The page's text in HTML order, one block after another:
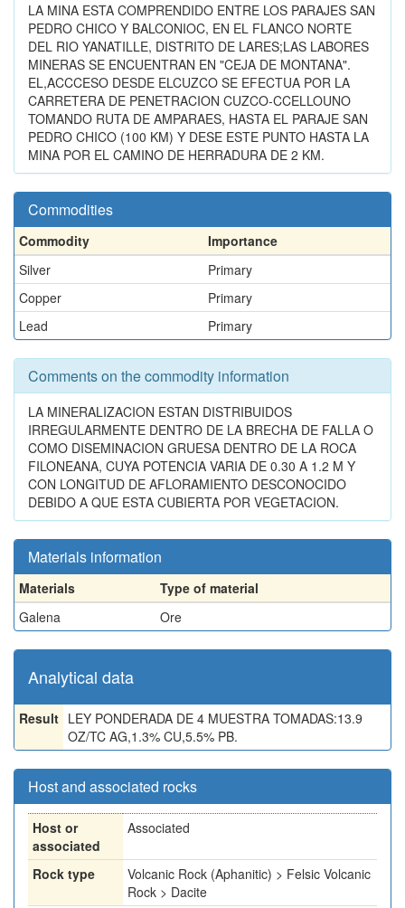
LA MINA ESTA COMPRENDIDO ENTRE LOS PARAJES SAN
PEDRO CHICO Y BALCONIOC, EN EL FLANCO NORTE
DEL RIO YANATILLE, DISTRITO DE LARES;LAS LABORES
MINERAS SE ENCUENTRAN EN "CEJA DE MONTANA".
EL,ACCCESO DESDE ELCUZCO SE EFECTUA POR LA
CARRETERA DE PENETRACION CUZCO-CCELLOUNO
TOMANDO RUTA DE AMPARAES, HASTA EL PARAJE SAN
PEDRO CHICO (100 KM) Y DESE ESTE PUNTO HASTA LA
MINA POR EL CAMINO DE HERRADURA DE 2 KM.
Commodities
Commodity
Importance
Silver
Primary
Copper
Primary
Lead
Primary
Comments on the commodity information
LA MINERALIZACION ESTAN DISTRIBUIDOS
IRREGULARMENTE DENTRO DE LA BRECHA DE FALLA O
COMO DISEMINACION GRUESA DENTRO DE LA ROCA
FILONEANA, CUYA POTENCIA VARIA DE 0.30 A 1.2 M Y
CON LONGITUD DE AFLORAMIENTO DESCONOCIDO
DEBIDO A QUE ESTA CUBIERTA POR VEGETACION.
Materials information
Materials
Type of material
Galena
Ore
Analytical data
Result LEY PONDERADA DE 4 MUESTRA TOMADAS:13.9
OZ/TC AG,1.3% CU,5.5% PB.
Host and associated rocks
Host or
associated
Associated
Rock type
Volcanic Rock (Aphanitic) > Felsic Volcanic
Rock > Dacite